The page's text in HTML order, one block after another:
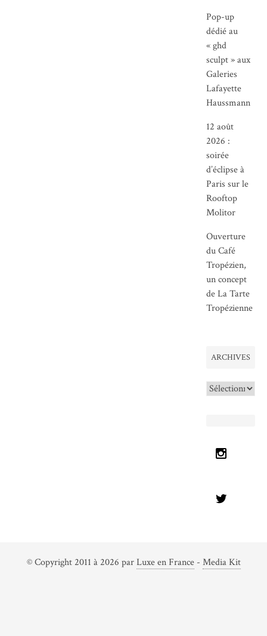
Pop-up
dédié au
« ghd
sculpt » aux
Galeries
Lafayette
Haussmann
12 août
2026 :
soirée
d’éclipse à
Paris sur le
Rooftop
Molitor
Ouverture
du Café
Tropézien,
un concept
de La Tarte
Tropézienne
ARCHIVES
Archives
© Copyright 2011 à 2026 parLuxe en France- Media Kit